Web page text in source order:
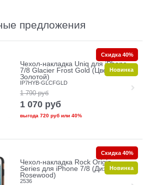
предложения
Чехол-накладка Uniq для iPhone
7/8 Glacier Frost Gold (Цвет:
Золотой)
IP7HYB-GLCFGLD
1 790 руб
1 070 руб
выгода 720 рубили 40%
Скидка 40%
Новинка
Чехол-накладка Rock Origin
Series для iPhone 7/8 (Дизайн:
Rosewood)
2536
Скидка 40%
Новинка